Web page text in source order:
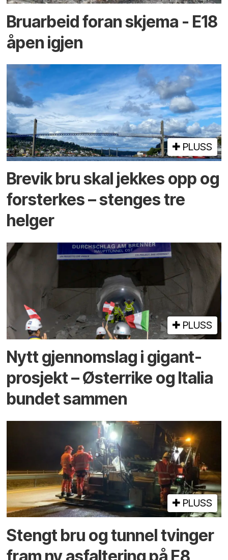
Bruarbeid foran skjema - E18
åpen igjen
PLUSS
Brevik bru skal jekkes opp og
forsterkes – stenges tre
helger
PLUSS
Nytt gjennomslag i gigant­
prosjekt – Østerrike og Italia
bundet sammen
PLUSS
Stengt bru og tunnel tvinger
fram ny asfaltering på E8